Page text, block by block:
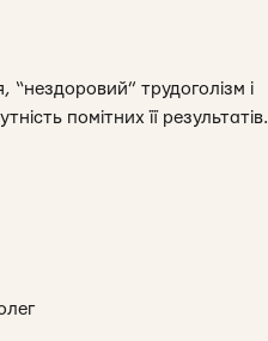
трудоголізм і
помітних її результатів.